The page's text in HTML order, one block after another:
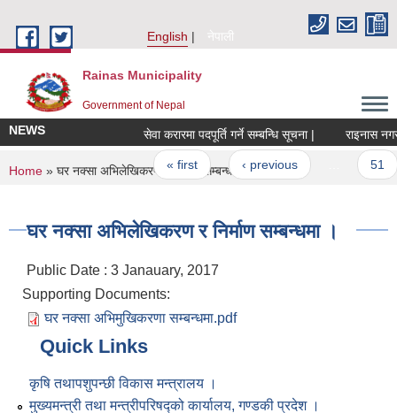
English
नेपाली
Rainas Municipality
Government of Nepal
NEWS सेवा करारमा पदपूर्ति गर्ने सम्बन्धि सूचना | राइनास
Pages
« first ‹ previous 51
You are here
Home » घर नक्सा अभिलेखिकरण र निर्माण सम्बन्धमा ।
घर नक्सा अभिलेखिकरण र निर्माण सम्बन्धमा ।
Public Date : 3 Janauary, 2017
Supporting Documents:
घर नक्सा अभिमुखिकरणा सम्बन्धमा.pdf
Quick Links
कृषि तथापशुपन्छी विकास मन्त्रालय ।
मुख्यमन्त्री तथा मन्त्रीपरिषद्को कार्यालय, गण्डकी प्रदेश ।